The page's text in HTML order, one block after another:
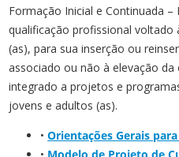
Formação Inicial e Continuada –
qualificação profissional
(as), para sua inserção ou
associado ou não à elevação
integrado a projetos e
jovens e adultos (as).
•Orientações Gerais